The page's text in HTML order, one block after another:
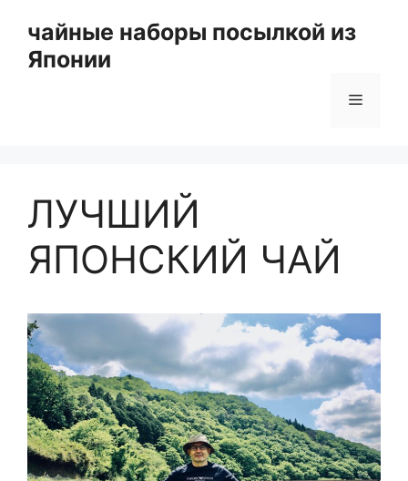
содержимому
чайные наборы посылкой из
Японии
Меню
ЛУЧШИЙ
ЯПОНСКИЙ ЧАЙ